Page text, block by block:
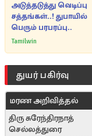
அடுத்தடுத்து வெடிப்பு
சத்தங்கள்..! துபாயில்
பெரும் பரபரப்பு..
Tamilwin
துயர் பகிர்வு
மரண அறிவித்தல்
திரு சுரேந்திரநாத்
செல்லத்துரை